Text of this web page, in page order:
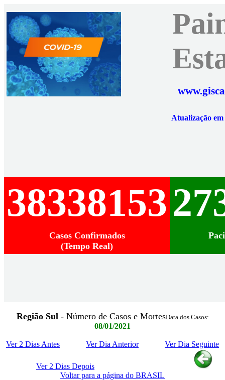
Atualização
38338153
Casos Confirmados
(Tempo Real)
Região Sul- Número de Casos e MortesData dos Casos:
08/01/2021
Ver 2 Dias Antes Ver Dia Anterior Ver Dia Seguinte
Ver 2 Dias Depois
Voltar para a página do BRASIL